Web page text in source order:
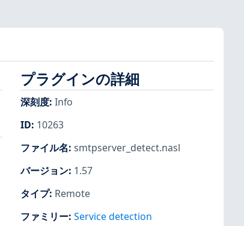
プラグインの詳細
深刻度: Info
ID: 10263
ファイル名: smtpserver_detect.nasl
バージョン: 1.57
タイプ: Remote
ファミリー: Service detection